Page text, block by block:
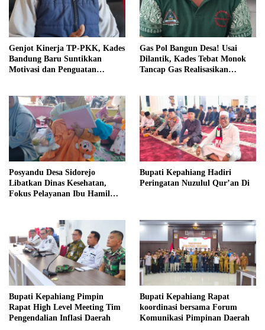
Genjot Kinerja TP-PKK, Kades
Bandung Baru Suntikkan
Motivasi dan Penguatan
Gas Pol Bangun Desa! Usai
Dilantik, Kades Tebat Monok
Tancap Gas Realisasikan
Posyandu Desa Sidorejo
Libatkan Dinas Kesehatan,
Fokus Pelayanan Ibu Hamil
Bupati Kepahiang Hadiri
Peringatan Nuzulul Qur’an Di
Bupati Kepahiang Pimpin
Rapat High Level Meeting Tim
Pengendalian Inflasi Daerah
Bupati Kepahiang Rapat
koordinasi bersama Forum
Komunikasi Pimpinan Daerah